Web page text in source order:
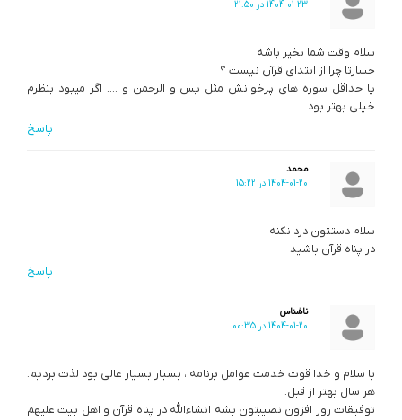
1404-01-23 در 21:50
سلام وقت شما بخیر باشه
جسارتا چرا از ابتدای قرآن نیست ؟
یا حداقل سوره های پرخوانش مثل یس و الرحمن و …. اگر میبود بنظرم
خیلی بهتر بود
پاسخ
محمد
1404-01-20 در 15:22
سلام دستتون درد نکنه
در پناه قرآن باشید
پاسخ
ناشناس
1404-01-20 در 00:35
با سلام ‌‌و خدا قوت خدمت عوامل برنامه ، بسیار بسیار عالی بود لذت بردیم.
هر سال بهتر از قبل.
توفیقات روز افزون نصیبتون بشه انشاءالله در پناه قرآن و اهل بیت علیهم